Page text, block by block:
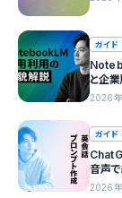
ガイド
と企
2026
ガイド
音声
2026